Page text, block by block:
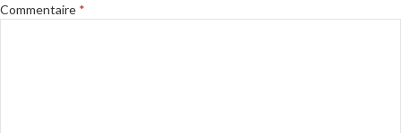
Commentaire *